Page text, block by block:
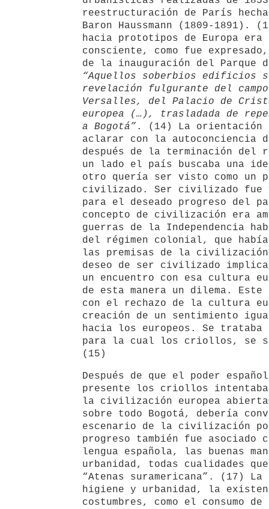
reestructuración de París hecha
Baron Haussmann (1809-1891).
hacia prototipos de Europa era
consciente, como fue
de la inauguración del Parque
“Aquellos soberbios edificios
revelación fulgurante del
Versalles, del Palacio de
europea (…), trasladada de
a Bogotá” . (14) La orientación
aclarar con la autoconciencia
después de la terminación del
un lado el país buscaba una
otro quería ser visto como un
civilizado. Ser civilizado fue
para el deseado progreso del
concepto de civilización era
guerras de la Independencia
del régimen colonial, que
las premisas de la
deseo de ser civilizado
un encuentro con esa cultura
de esta manera un dilema.
con el rechazo de la cultura
creación de un sentimiento
hacia los europeos. Se trataba
para la cual los criollos, se
(15)
Después de que el poder
presente los criollos
la civilización europea
sobre todo Bogotá, debería
escenario de la civilización
progreso también fue asociado
lengua española, las buenas
urbanidad, todas cualidades
“Atenas suramericana”. (17)
higiene y urbanidad, la
costumbres, como el consumo